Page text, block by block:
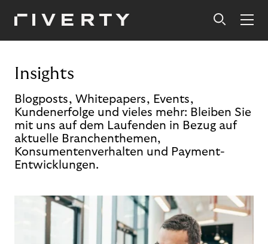
Insights
Blogposts, Whitepapers, Events,
Kundenerfolge und vieles mehr: Bleiben Sie
mit uns auf dem Laufenden in Bezug auf
aktuelle Branchenthemen,
Konsumentenverhalten und Payment-
Entwicklungen.